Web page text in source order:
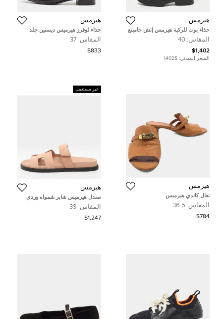
هيرمس
حذاء بوت للركبة هيرمس إتش جامبنغ
جلد أسود مقاس 37
المقاس: 40
$1,402
السعر المبدئي: $1,402
هيرمس
حذاء لوفرز هيرميس ديستين جلد
أسود سليب أون مقاس 37
المقاس: 37
$833
هيرمس
نعال كاندي هيرميس
المقاس: 36.5
$784
غير مستعمل
هيرمس
صندل هيرميس شابر شمواه وردي
مقاس 39 فلات
المقاس: 39
$1,247